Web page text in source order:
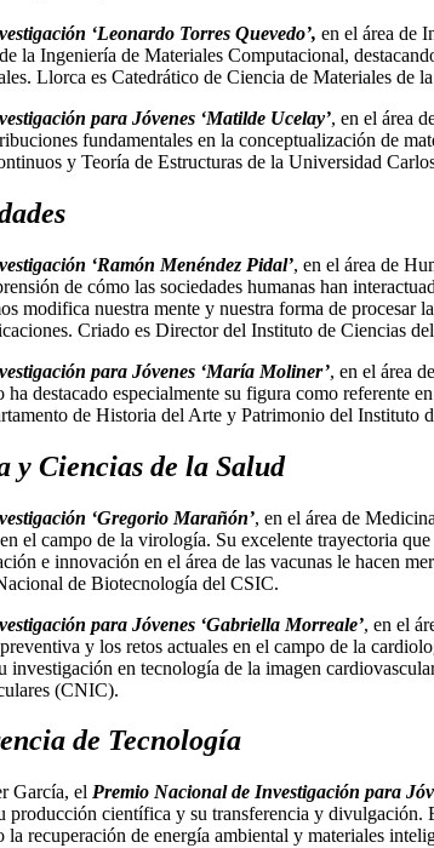
‘Leonardo Torres Quevedo’, en el área de
la Ingeniería de Materiales Computacional,
Llorca es Catedrático de Ciencia de Materiales de
para Jóvenes ‘Matilde Ucelay’, en el área
fundamentales en la conceptualización de
y Teoría de Estructuras de la Universidad
‘Ramón Menéndez Pidal’, en el área de
de cómo las sociedades humanas han
modifica nuestra mente y nuestra forma de
Criado es Director del Instituto de Ciencias
para Jóvenes ‘María Moliner’, en el área
destacado especialmente su figura como referente
de Historia del Arte y Patrimonio del Instituto
y Ciencias de la Salud
‘Gregorio Marañón’, en el área de
el campo de la virología. Su excelente trayectoria
e innovación en el área de las vacunas le hacen
de Biotecnología del CSIC.
para Jóvenes ‘Gabriella Morreale’, en el
y los retos actuales en el campo de la
investigación en tecnología de la imagen
(CNIC).
de Tecnología
García, el Premio Nacional de Investigación para
producción científica y su transferencia y divulgación.
la recuperación de energía ambiental y materiales